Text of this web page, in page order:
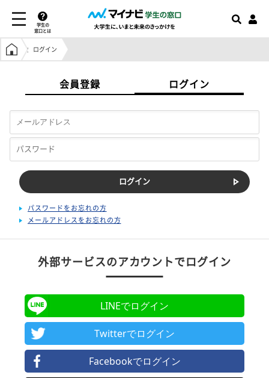
学生の
窓口とは
学生の窓口トップ
ログイン
会員登録 ログイン
パスワードをお忘れの方
メールアドレスをお忘れの方
外部サービスのアカウントでログイン
LINEでログイン
Twitterでログイン
Facebookでログイン